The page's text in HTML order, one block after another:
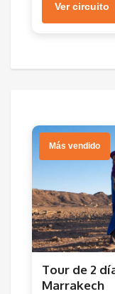
Ver circuito
Más vendido
Tour de 2
Marrakech